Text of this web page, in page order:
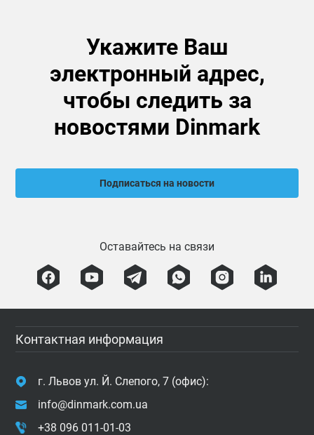
Укажите Ваш
электронный адрес,
чтобы следить за
новостями Dinmark
Подписаться на новости
Оставайтесь на связи
Контактная информация
г. Львов ул. Й. Слепого, 7 (офис):
info@dinmark.com.ua
+38 096 011-01-03